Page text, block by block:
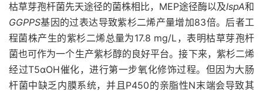
枯草芽孢杆菌先天途径的菌株相比，MEP途径酶以及IspA和
GGPPS基因的过表达导致紫杉二烯产量增加83倍。后者工
程菌株产生的紫杉二烯总量为17.8 mg/L，表明枯草芽孢杆
菌也可作为一个生产紫杉醇的良好平台。接下来，紫杉二烯
经过T5αOH催化，进行第一步氧化修饰过程。但因为大肠
杆菌中缺乏内膜系统，并且P450的亲脂性N末端会导致其